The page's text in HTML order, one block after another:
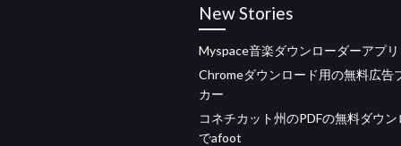
New Stories
Myspace音楽ダウンローダーアプリ
Chromeダウンロード用の無料広告
カー
コネチカット州のPDFの無料ダウン
でafoot